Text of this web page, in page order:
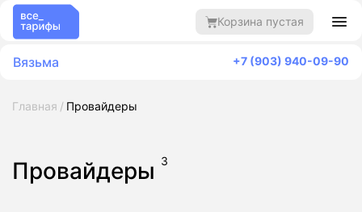
Корзина пустая
Вязьма +7 (903) 940-09-90
Главная Провайдеры
Провайдеры 3